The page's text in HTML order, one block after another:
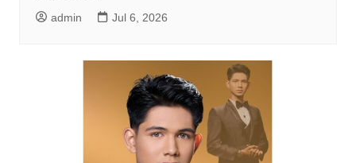
admin Jul 6, 2026